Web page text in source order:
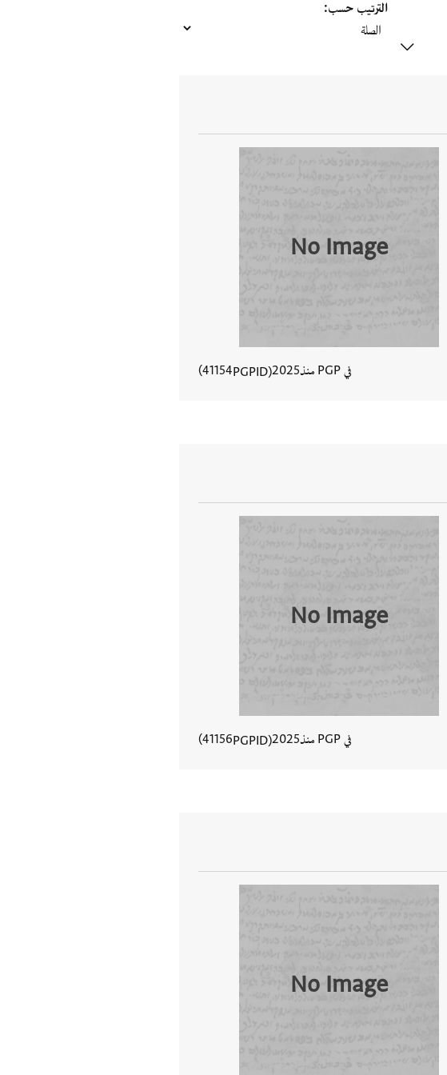
الترتيب حسب
No Image
في PGP منذ 2025
PGPID
41154
No Image
في PGP منذ 2025
PGPID
41156
No Image